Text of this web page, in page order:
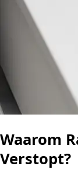
Waarom
Verstopt?